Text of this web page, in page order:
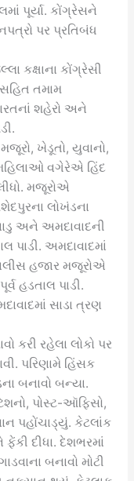
પૂર્યા. કોંગ્રેસને
પર પ્રતિબંધ
કક્ષાના કોંગ્રેસી
તમામ
શહેરો અને
ખેડૂતો, યુવાનો,
મહિલાઓ વગેરેએ હિંદ
મજૂરોએ
લોખંડના
અને અમદાવાદની
પાડી. અમદાવાદમાં
હજાર મજૂરોએ
હડતાલ પાડી.
સાડા ત્રણ
કરી રહેલા લોકો પર
પરિણામે હિંસક
બનાવો બન્યા.
પોસ્ટ-ઑફિસો,
પહોંચાડ્યું. કેટલાંક
દીધા. દેશભરમાં
બનાવો મોટી